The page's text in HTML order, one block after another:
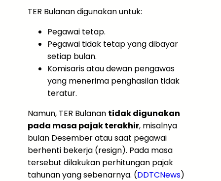
TER Bulanan digunakan untuk:
Pegawai tetap.
Pegawai tidak tetap yang dibayar
setiap bulan.
Komisaris atau dewan pengawas
yang menerima penghasilan tidak
teratur.
Namun, TER Bulanan tidak digunakan
pada masa pajak terakhir, misalnya
bulan Desember atau saat pegawai
berhenti bekerja (resign). Pada masa
tersebut dilakukan perhitungan pajak
tahunan yang sebenarnya. (DDTCNews)